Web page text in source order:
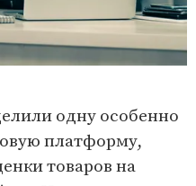
одну особенно
платформу,
товаров на